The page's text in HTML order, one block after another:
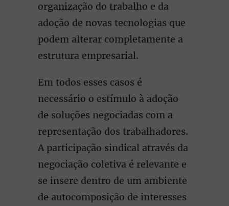
organização do trabalho e da
adoção de novas tecnologias que
podem alterar completamente a
estrutura empresarial.
Em todos esses casos é
necessário o estímulo à adoção
de soluções negociadas com a
representação dos trabalhadores.
A participação sindical através da
negociação coletiva é relevante e
se insere dentro de um ambiente
de autocomposição de interesses